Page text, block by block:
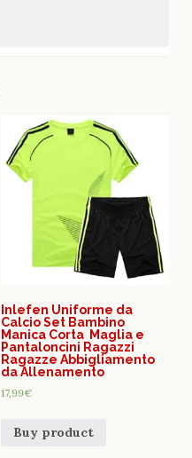
Inlefen Uniforme da
Calcio Set Bambino
Manica Corta Maglia e
Pantaloncini Ragazzi
Ragazze Abbigliamento
da Allenamento
17,99€
Buy product